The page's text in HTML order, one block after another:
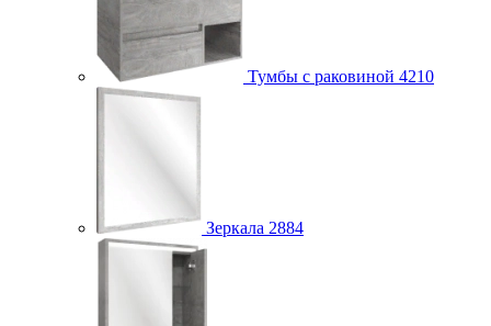
Тумбы с раковиной 4210
Зеркала 2884